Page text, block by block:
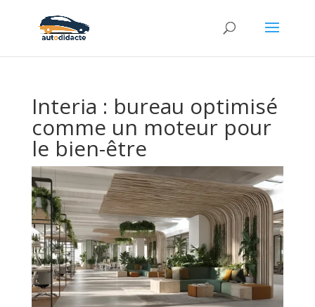
Interia : bureau optimisé
comme un moteur pour
le bien-être